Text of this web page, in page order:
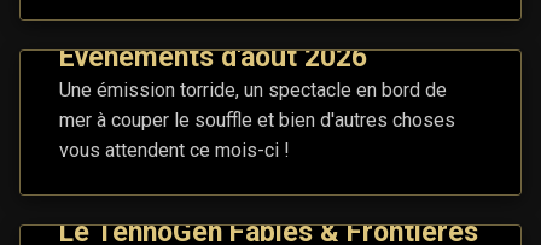
Événements d'août 2026
Une émission torride, un spectacle en bord de
mer à couper le souffle et bien d'autres choses
vous attendent ce mois-ci !
Le TennoGen Fables & Frontières